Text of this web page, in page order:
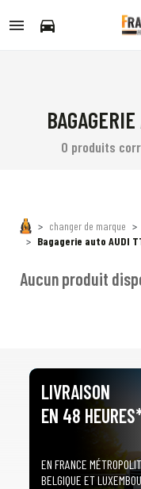
directions_car
BAGAGERIE
0 produits
changer de marque
Bagagerie auto AUDI
Aucun produit
LIVRAISON
EN 48
EN FRANCE
BELGIQUE ET